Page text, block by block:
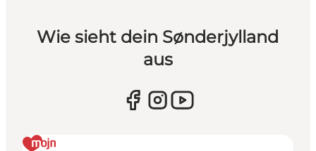
Wie sieht dein Sønderjylland
aus